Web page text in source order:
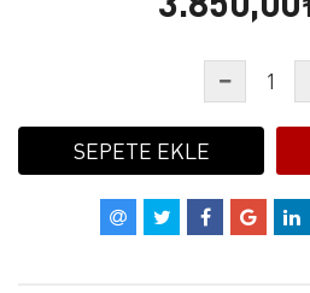
SEPETE EKLE